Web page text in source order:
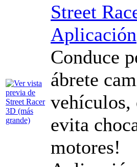
Street
Aplicación
Conduce
ábrete
vehículos,
evita
motores!